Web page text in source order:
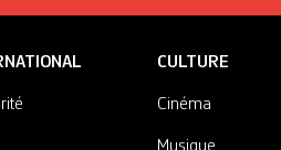
CULTURE
Cinéma